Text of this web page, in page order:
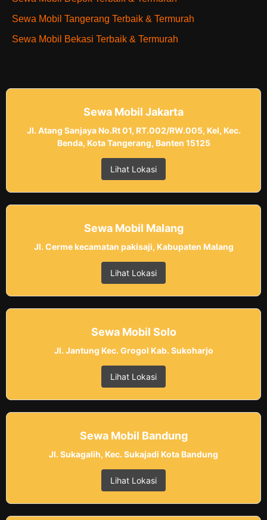
Sewa Mobil Tangerang Terbaik & Termurah
Sewa Mobil Bekasi Terbaik & Termurah
Sewa Mobil Jakarta
Jl. Atang Sanjaya No.Rt 01, RT.002/RW.005, Kel, Kec.
Benda, Kota Tangerang, Banten 15125
Lihat Lokasi
Sewa Mobil Malang
Jl. Cerme kecamatan pakisaji, Kabupaten Malang
Lihat Lokasi
Sewa Mobil Solo
Jl. Jantung Kec. Grogol Kab. Sukoharjo
Lihat Lokasi
Sewa Mobil Bandung
Jl. Sukagalih, Kec. Sukajadi Kota Bandung
Lihat Lokasi